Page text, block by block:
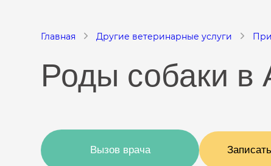
Главная Другие ветеринарные услуги
Роды собаки в
Вызов врача